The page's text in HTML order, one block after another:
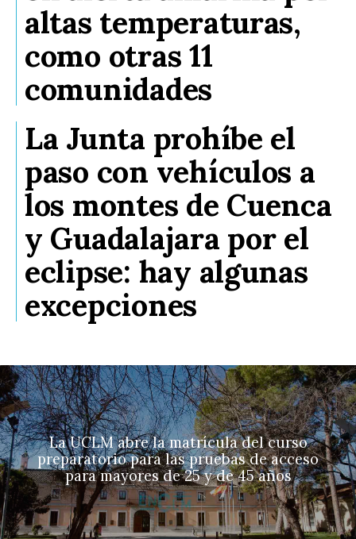
altas temperaturas,
como otras 11
comunidades
La Junta prohíbe el
paso con vehículos a
los montes de Cuenca
y Guadalajara por el
eclipse: hay algunas
excepciones
La UCLM abre la matrícula del curso
preparatorio para las pruebas de acceso
para mayores de 25 y de 45 años